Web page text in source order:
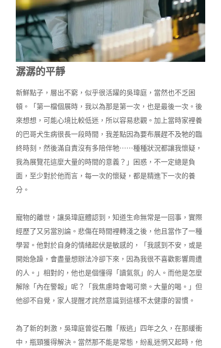
潺潺的平靜
新鮮點子，層出不窮，似乎很活躍的吳瑋庭，當然也不乏困
頓。「第一檔個展時，我以為那是第一次，也是最後一次。後
來想想，可能心境比較低迷，所以容易悲觀。加上當時家裡養
的巴哥犬生病很長一段時間，我差點因為要布展趕不及牠的臨
終時刻，然後滿自責沒有多陪伴牠⋯⋯種種狀況都讓我懷疑，
我為展覽花這麼大量的時間的意義？」困惑，不一定總是負
面，至少對於他而言，每一次的懷疑，都是精進下一次的養
分。
寵物的離世，讓吳瑋庭體認到，知道生命無常是一回事，實際
經歷了又另當別論。悲傷在時間裡轉淺之後，他且當作了一種
學習。他對於自身的情緒起伏是敏感的，「我感到不安，或是
開始急躁，會盡量想辦法冷卻下來，因為我很不喜歡影響周遭
的人。」相對的，他也是個懂得「讀氣氛」的人。而他是怎麼
解除「內在警報」呢？「我焦慮時會喝可樂。大量的喝。」但
他卻不自覺，家人提醒才詫然意識到這樣不太健康的習慣。
為了新的刺激，吳瑋庭曾從石雕「叛逃」四年之久，在那緩衝
中，瓶頸獲得解決。當然那不能是常態，紛亂迷惘又起時，他